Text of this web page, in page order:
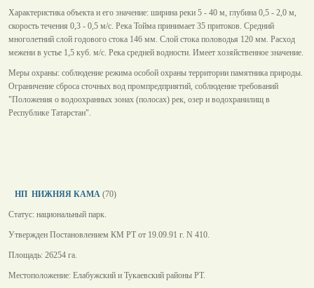
Характеристика объекта и его значение: ширина реки 5 - 40 м, глубина 0,5 - 2,0 м,
скорость течения 0,3 - 0,5 м/с. Река Тойма принимает 35 притоков. Средний
многолетний слой годового стока 146 мм. Слой стока половодья 120 мм. Расход
межени в устье 1,5 куб. м/с. Река средней водности. Имеет хозяйственное значение.
Меры охраны: соблюдение режима особой охраны территории памятника природы.
Ограничение сброса сточных вод промпредприятий, соблюдение требований
"Положения о водоохранных зонах (полосах) рек, озер и водохранилищ в
Республике Татарстан".
НП НИЖНЯЯ КАМА (70)
Статус: национальный парк.
Утвержден Постановлением КМ РТ от 19.09.91 г. N 410.
Площадь: 26254 га.
Местоположение: Елабужский и Тукаевский районы РТ.